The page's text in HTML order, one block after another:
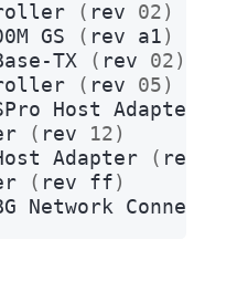
( rev 02)
GS ( rev a1)
TX ( rev 02)
( rev 05)
Host Adapter
( rev 12)
Adapter ( rev
( rev ff)
Network Connection